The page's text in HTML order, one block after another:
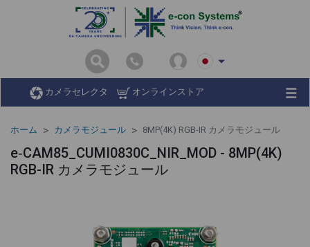
カメラセレクタ オンラインストア
ホーム カメラモジュール 8MP(4K) RGB-IR カメラモジュール
e‑CAM85_CUMI0830C_NIR_MOD - 8MP(4K)
RGB-IR カメラモジュール